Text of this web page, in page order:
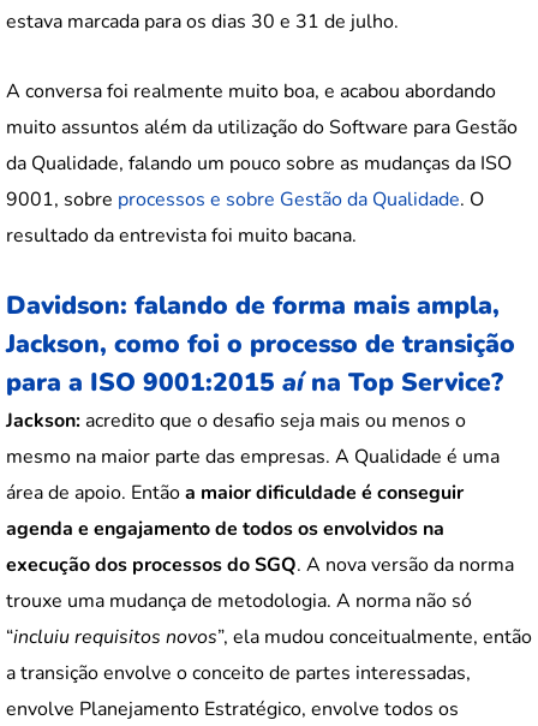
estava marcada para os dias 30 e 31 de julho.
A conversa foi realmente muito boa, e acabou abordando
muito assuntos além da utilização do Software para Gestão
da Qualidade, falando um pouco sobre as mudanças da ISO
9001, sobre processos e sobre Gestão da Qualidade. O
resultado da entrevista foi muito bacana.
Davidson: falando de forma mais ampla,
Jackson, como foi o processo de transição
para a ISO 9001:2015 aína Top Service?
Jackson:acredito que o desafio seja mais ou menos o
mesmo na maior parte das empresas. A Qualidade é uma
área de apoio. Entãoa maior dificuldade é conseguir
agenda e engajamento de todos os envolvidos na
execução dos processos do SGQ. A nova versão da norma
trouxe uma mudança de metodologia. A norma não só
“incluiu requisitos novos”, ela mudou conceitualmente, então
a transição envolve o conceito de partes interessadas,
envolve Planejamento Estratégico, envolve todos os